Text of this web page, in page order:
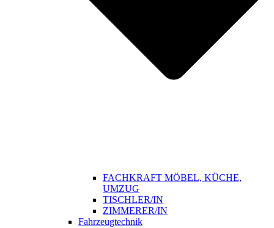
FACHKRAFT MÖBEL, KÜCHE,
UMZUG
TISCHLER/IN
ZIMMERER/IN
Fahrzeugtechnik